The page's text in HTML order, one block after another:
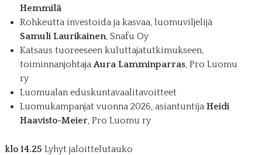
Hemmilä
Rohkeutta investoida ja kasvaa, luomuviljelijä
Samuli Laurikainen , Snafu Oy
Katsaus tuoreeseen kuluttajatutkimukseen,
toiminnanjohtaja Aura Lamminparras, Pro Luomu
ry
Luomualan eduskuntavaalitavoitteet
Luomukampanjat vuonna 2026, asiantuntija Heidi
Haavisto-Meier, Pro Luomu ry
klo 14.25 Lyhyt jaloittelutauko